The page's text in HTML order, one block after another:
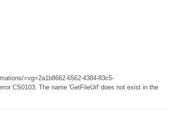
=vg=2a1b8662-6562-4384-83c5-
CS0103: The name 'GetFileUrl' does not exist in the